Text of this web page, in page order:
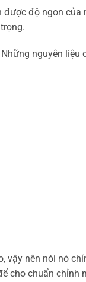
độ ngon
nguyên liệu
nên nói nó
cho chuẩn